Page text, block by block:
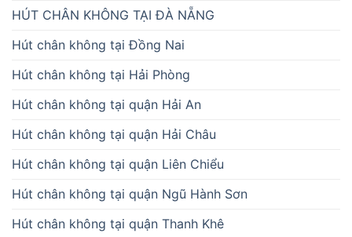
HÚT CHÂN KHÔNG TẠI ĐÀ NẴNG
Hút chân không tại Đồng Nai
Hút chân không tại Hải Phòng
Hút chân không tại quận Hải An
Hút chân không tại quận Hải Châu
Hút chân không tại quận Liên Chiểu
Hút chân không tại quận Ngũ Hành Sơn
Hút chân không tại quận Thanh Khê